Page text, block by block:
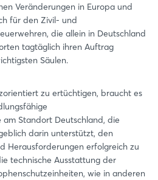
Veränderungen in Europa und
für den Zivil- und
die allein in Deutschland
tagtäglich ihren Auftrag
Säulen.
zu ertüchtigen, braucht es
Standort Deutschland, die
darin unterstützt, den
Herausforderungen erfolgreich zu
technische Ausstattung der
wie in anderen